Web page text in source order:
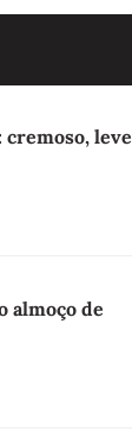
cremoso, leve
almoço de